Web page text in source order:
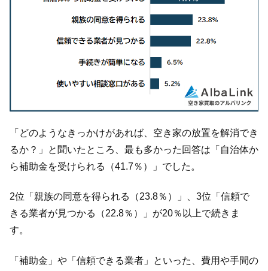
「どのようなきっかけがあれば、空き家の放置を解消でき
るか？」と聞いたところ、最も多かった回答は「自治体か
ら補助金を受けられる（41.7％）」でした。
2位「親族の同意を得られる（23.8％）」、3位「信頼で
きる業者が見つかる（22.8％）」が20％以上で続きま
す。
「補助金」や「信頼できる業者」といった、費用や手間の